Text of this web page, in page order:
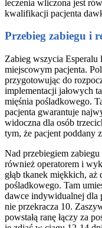
leczenia wliczona jest
kwalifikacji pacjenta
Przebieg zabiegu i
Zabieg wszycia Esperalu
miejscowym pacjenta.
przygotowując do
implementacji jałowych
mięśnia pośladkowego.
pacjenta gwarantuje
widoczna dla osób
tym, że pacjent poddany
Nad przebiegiem
również operatorem i
głąb tkanek miękkich,
pośladkowego. Tam
dawce indywidualnej dla
nie przekracza 10.
powstałą ranę łączy za